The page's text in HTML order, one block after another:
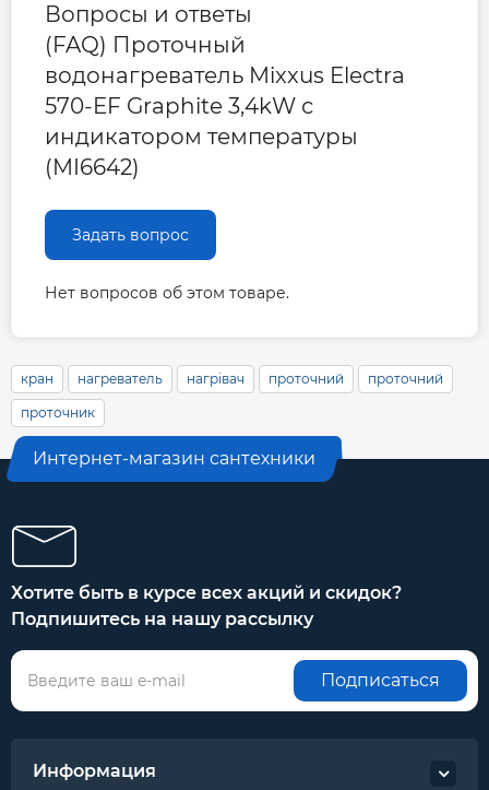
Вопросы и ответы
(FAQ) Проточный
водонагреватель Mixxus Electra
570-EF Graphite 3,4kW с
индикатором температуры
(MI6642)
Задать вопрос
Нет вопросов об этом товаре.
кран нагреватель нагрівач проточний проточний
проточник
Интернет-магазин сантехники
Хотите быть в курсе всех акций и скидок?
Подпишитесь на нашу рассылку
Подписаться
Информация